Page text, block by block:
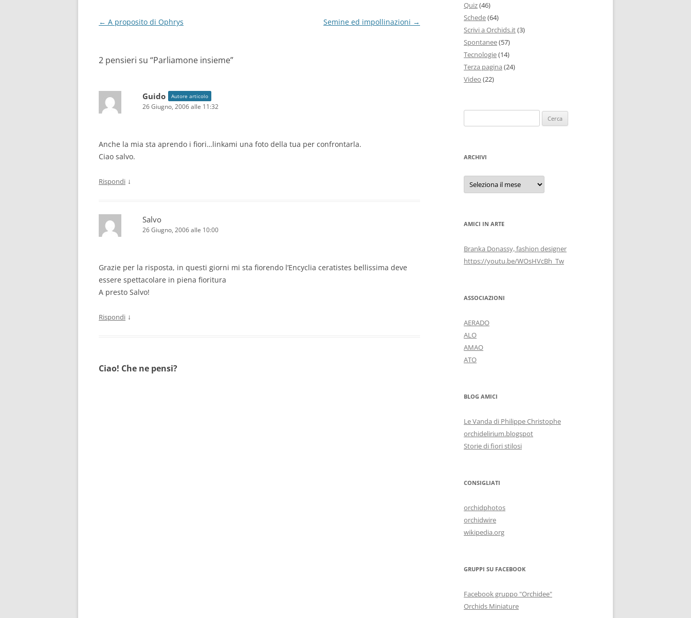
Navigazione
← A proposito di Ophrys Semine ed impollinazioni →
2 pensieri su “Parliamone insieme”
Guido Autore articolo
26 Giugno, 2006 alle 11:32
Anche la mia sta aprendo i fiori…linkami una foto della tua per confrontarla.
Ciao salvo.
Rispondi ↓
Salvo
26 Giugno, 2006 alle 10:00
Grazie per la risposta, in questi giorni mi sta fiorendo l’Encyclia ceratistes bellissima deve
essere spettacolare in piena fioritura
A presto Salvo!
Rispondi ↓
Ciao! Che ne pensi?
Quiz(46)
Schede(64)
Scrivi a Orchids.it(3)
Spontanee(57)
Tecnologie(14)
Terza pagina (24)
Video (22)
per:
ARCHIVI
Archivi
AMICI IN ARTE
Branka Donassy, fashion designer
https://youtu.be/WOsHVcBh_Tw
ASSOCIAZIONI
AERADO
ALO
AMAO
ATO
BLOG AMICI
Le Vanda di Philippe Christophe
orchidelirium.blogspot
Storie di fiori stilosi
CONSIGLIATI
orchidphotos
orchidwire
wikipedia.org
GRUPPI SU FACEBOOK
Facebook gruppo "Orchidee"
Orchids Miniature